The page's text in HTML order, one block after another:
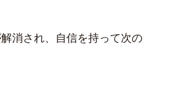
消され、自信を持って次の